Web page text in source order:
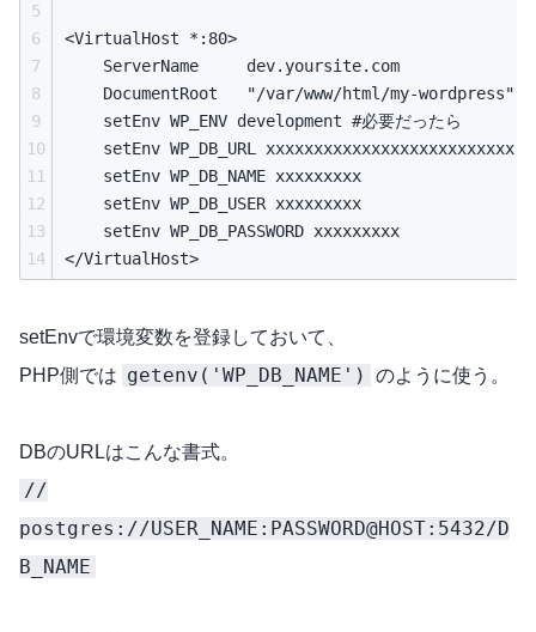
5
6
7
8
9
10
11
12
13
14
<VirtualHost *:80>
    ServerName     dev.yoursite.com
    DocumentRoot   "/var/www/html/my-wordpress"
    setEnv WP_ENV development #必要だったら
    setEnv WP_DB_URL xxxxxxxxxxxxxxxxxxxxxxxxxx
    setEnv WP_DB_NAME xxxxxxxxx
    setEnv WP_DB_USER xxxxxxxxx
    setEnv WP_DB_PASSWORD xxxxxxxxx
setEnvで環境変数を登録しておいて、
PHP側では getenv('WP_DB_NAME') のように使う。
DBのURLはこんな書式。
//
postgres://USER_NAME:PASSWORD@HOST:5432/D
B_NAME